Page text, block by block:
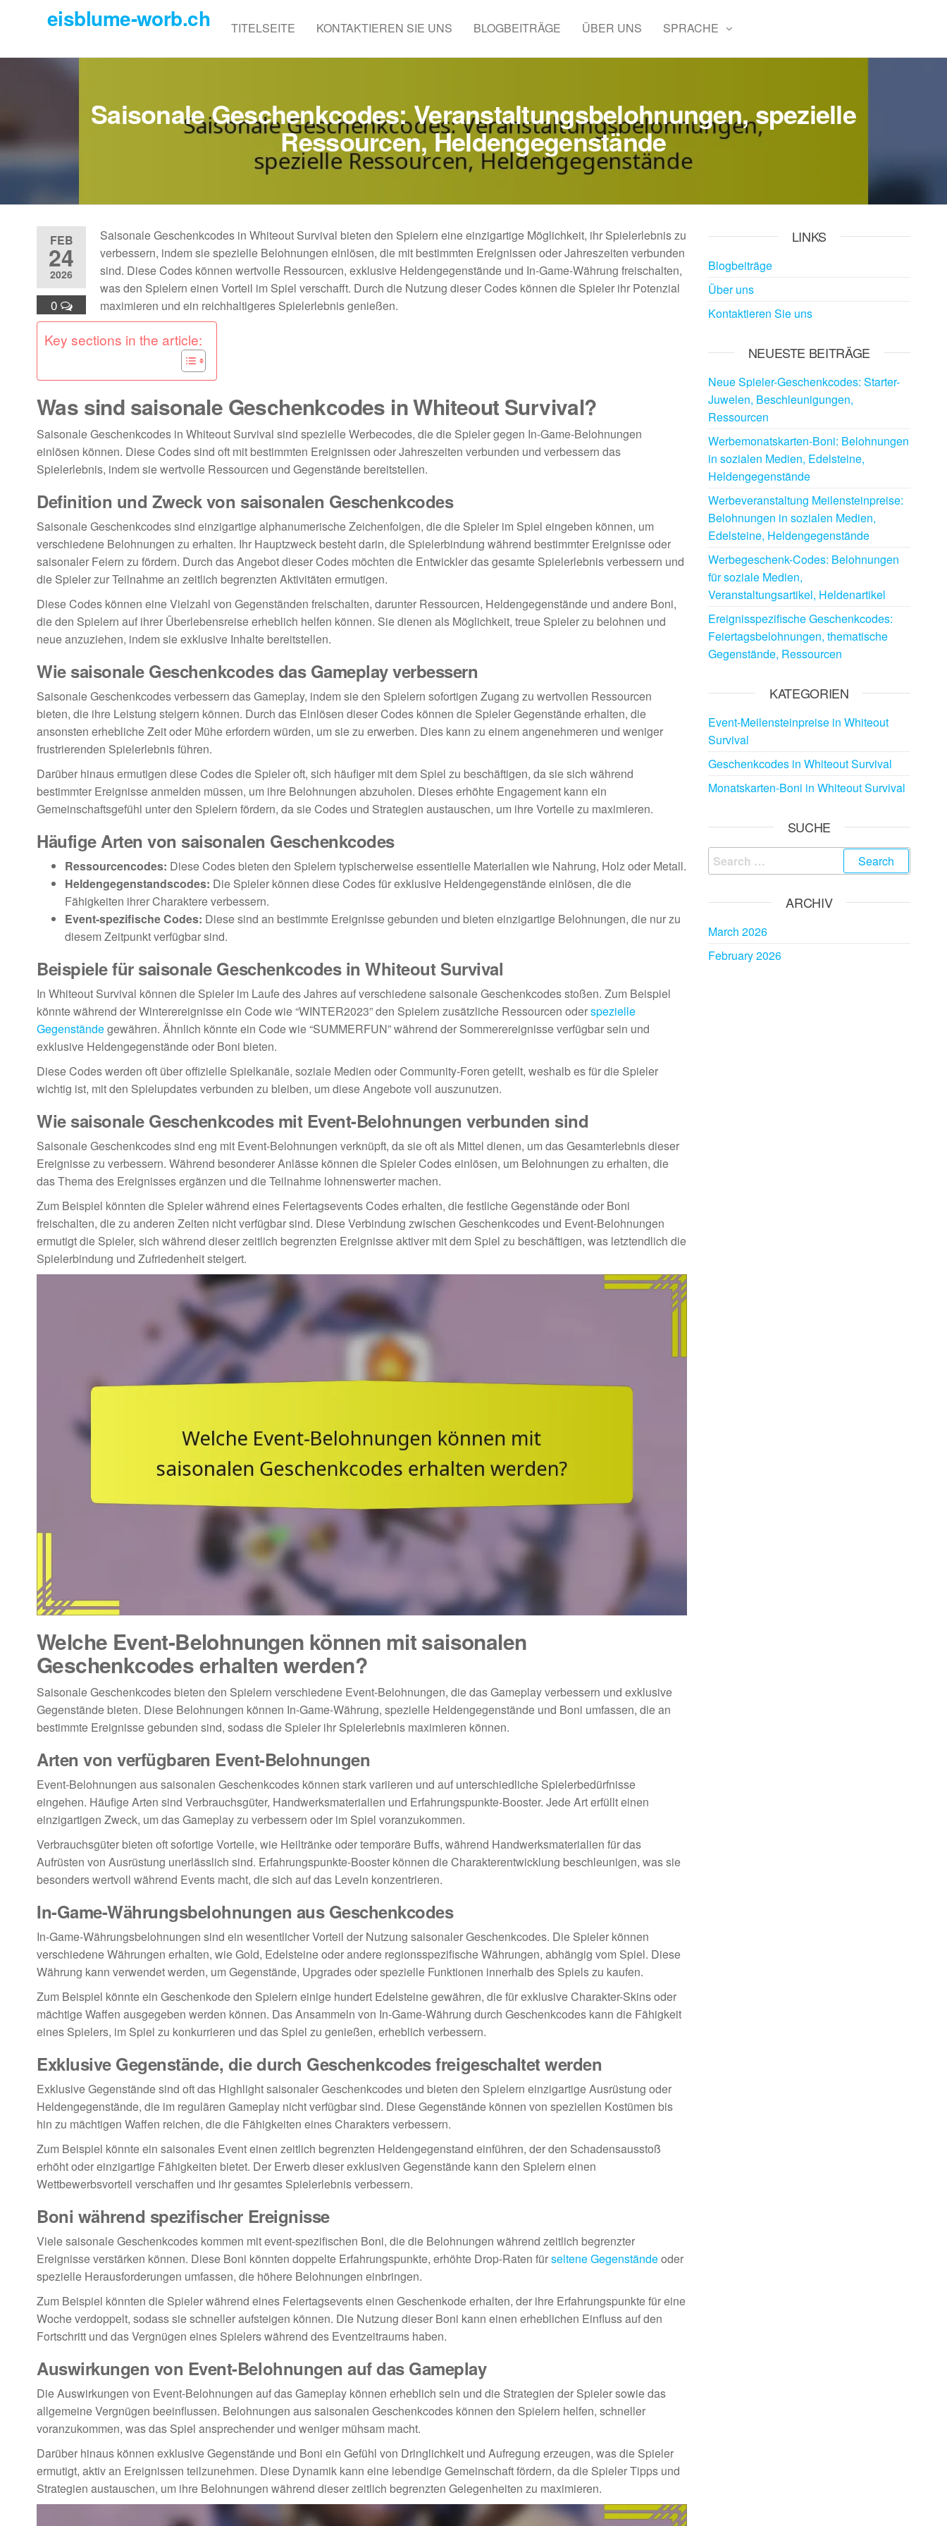
content
eisblume-worb.ch TITELSEITE KONTAKTIEREN SIE UNS BLOGBEITRÄGE ÜBER UNS SPRACHE
Saisonale Geschenkcodes: Veranstaltungsbelohnungen, spezielle
Ressourcen, Heldengegenstände
FEB
24
2026
0
Saisonale Geschenkcodes in Whiteout Survival bieten den Spielern eine einzigartige Möglichkeit, ihr Spielerlebnis zu
verbessern, indem sie spezielle Belohnungen einlösen, die mit bestimmten Ereignissen oder Jahreszeiten verbunden
sind. Diese Codes können wertvolle Ressourcen, exklusive Heldengegenstände und In-Game-Währung freischalten,
was den Spielern einen Vorteil im Spiel verschafft. Durch die Nutzung dieser Codes können die Spieler ihr Potenzial
maximieren und ein reichhaltigeres Spielerlebnis genießen.
Key sections in the article:
Was sind saisonale Geschenkcodes in Whiteout Survival?
Saisonale Geschenkcodes in Whiteout Survival sind spezielle Werbecodes, die die Spieler gegen In-Game-Belohnungen
einlösen können. Diese Codes sind oft mit bestimmten Ereignissen oder Jahreszeiten verbunden und verbessern das
Spielerlebnis, indem sie wertvolle Ressourcen und Gegenstände bereitstellen.
Definition und Zweck von saisonalen Geschenkcodes
Saisonale Geschenkcodes sind einzigartige alphanumerische Zeichenfolgen, die die Spieler im Spiel eingeben können, um
verschiedene Belohnungen zu erhalten. Ihr Hauptzweck besteht darin, die Spielerbindung während bestimmter Ereignisse oder
saisonaler Feiern zu fördern. Durch das Angebot dieser Codes möchten die Entwickler das gesamte Spielerlebnis verbessern und
die Spieler zur Teilnahme an zeitlich begrenzten Aktivitäten ermutigen.
Diese Codes können eine Vielzahl von Gegenständen freischalten, darunter Ressourcen, Heldengegenstände und andere Boni,
die den Spielern auf ihrer Überlebensreise erheblich helfen können. Sie dienen als Möglichkeit, treue Spieler zu belohnen und
neue anzuziehen, indem sie exklusive Inhalte bereitstellen.
Wie saisonale Geschenkcodes das Gameplay verbessern
Saisonale Geschenkcodes verbessern das Gameplay, indem sie den Spielern sofortigen Zugang zu wertvollen Ressourcen
bieten, die ihre Leistung steigern können. Durch das Einlösen dieser Codes können die Spieler Gegenstände erhalten, die
ansonsten erhebliche Zeit oder Mühe erfordern würden, um sie zu erwerben. Dies kann zu einem angenehmeren und weniger
frustrierenden Spielerlebnis führen.
Darüber hinaus ermutigen diese Codes die Spieler oft, sich häufiger mit dem Spiel zu beschäftigen, da sie sich während
bestimmter Ereignisse anmelden müssen, um ihre Belohnungen abzuholen. Dieses erhöhte Engagement kann ein
Gemeinschaftsgefühl unter den Spielern fördern, da sie Codes und Strategien austauschen, um ihre Vorteile zu maximieren.
Häufige Arten von saisonalen Geschenkcodes
Ressourcencodes: Diese Codes bieten den Spielern typischerweise essentielle Materialien wie Nahrung, Holz oder Metall.
Heldengegenstandscodes: Die Spieler können diese Codes für exklusive Heldengegenstände einlösen, die die
Fähigkeiten ihrer Charaktere verbessern.
Event-spezifische Codes: Diese sind an bestimmte Ereignisse gebunden und bieten einzigartige Belohnungen, die nur zu
diesem Zeitpunkt verfügbar sind.
Beispiele für saisonale Geschenkcodes in Whiteout Survival
In Whiteout Survival können die Spieler im Laufe des Jahres auf verschiedene saisonale Geschenkcodes stoßen. Zum Beispiel
könnte während der Winterereignisse ein Code wie “WINTER2023” den Spielern zusätzliche Ressourcen oderspezielle
Gegenständegewähren. Ähnlich könnte ein Code wie “SUMMERFUN” während der Sommerereignisse verfügbar sein und
exklusive Heldengegenstände oder Boni bieten.
Diese Codes werden oft über offizielle Spielkanäle, soziale Medien oder Community-Foren geteilt, weshalb es für die Spieler
wichtig ist, mit den Spielupdates verbunden zu bleiben, um diese Angebote voll auszunutzen.
Wie saisonale Geschenkcodes mit Event-Belohnungen verbunden sind
Saisonale Geschenkcodes sind eng mit Event-Belohnungen verknüpft, da sie oft als Mittel dienen, um das Gesamterlebnis dieser
Ereignisse zu verbessern. Während besonderer Anlässe können die Spieler Codes einlösen, um Belohnungen zu erhalten, die
das Thema des Ereignisses ergänzen und die Teilnahme lohnenswerter machen.
Zum Beispiel könnten die Spieler während eines Feiertagsevents Codes erhalten, die festliche Gegenstände oder Boni
freischalten, die zu anderen Zeiten nicht verfügbar sind. Diese Verbindung zwischen Geschenkcodes und Event-Belohnungen
ermutigt die Spieler, sich während dieser zeitlich begrenzten Ereignisse aktiver mit dem Spiel zu beschäftigen, was letztendlich die
Spielerbindung und Zufriedenheit steigert.
Welche Event-Belohnungen können mit saisonalen
Geschenkcodes erhalten werden?
Saisonale Geschenkcodes bieten den Spielern verschiedene Event-Belohnungen, die das Gameplay verbessern und exklusive
Gegenstände bieten. Diese Belohnungen können In-Game-Währung, spezielle Heldengegenstände und Boni umfassen, die an
bestimmte Ereignisse gebunden sind, sodass die Spieler ihr Spielerlebnis maximieren können.
Arten von verfügbaren Event-Belohnungen
Event-Belohnungen aus saisonalen Geschenkcodes können stark variieren und auf unterschiedliche Spielerbedürfnisse
eingehen. Häufige Arten sind Verbrauchsgüter, Handwerksmaterialien und Erfahrungspunkte-Booster. Jede Art erfüllt einen
einzigartigen Zweck, um das Gameplay zu verbessern oder im Spiel voranzukommen.
Verbrauchsgüter bieten oft sofortige Vorteile, wie Heiltränke oder temporäre Buffs, während Handwerksmaterialien für das
Aufrüsten von Ausrüstung unerlässlich sind. Erfahrungspunkte-Booster können die Charakterentwicklung beschleunigen, was sie
besonders wertvoll während Events macht, die sich auf das Leveln konzentrieren.
In-Game-Währungsbelohnungen aus Geschenkcodes
In-Game-Währungsbelohnungen sind ein wesentlicher Vorteil der Nutzung saisonaler Geschenkcodes. Die Spieler können
verschiedene Währungen erhalten, wie Gold, Edelsteine oder andere regionsspezifische Währungen, abhängig vom Spiel. Diese
Währung kann verwendet werden, um Gegenstände, Upgrades oder spezielle Funktionen innerhalb des Spiels zu kaufen.
Zum Beispiel könnte ein Geschenkode den Spielern einige hundert Edelsteine gewähren, die für exklusive Charakter-Skins oder
mächtige Waffen ausgegeben werden können. Das Ansammeln von In-Game-Währung durch Geschenkcodes kann die Fähigkeit
eines Spielers, im Spiel zu konkurrieren und das Spiel zu genießen, erheblich verbessern.
Exklusive Gegenstände, die durch Geschenkcodes freigeschaltet werden
Exklusive Gegenstände sind oft das Highlight saisonaler Geschenkcodes und bieten den Spielern einzigartige Ausrüstung oder
Heldengegenstände, die im regulären Gameplay nicht verfügbar sind. Diese Gegenstände können von speziellen Kostümen bis
hin zu mächtigen Waffen reichen, die die Fähigkeiten eines Charakters verbessern.
Zum Beispiel könnte ein saisonales Event einen zeitlich begrenzten Heldengegenstand einführen, der den Schadensausstoß
erhöht oder einzigartige Fähigkeiten bietet. Der Erwerb dieser exklusiven Gegenstände kann den Spielern einen
Wettbewerbsvorteil verschaffen und ihr gesamtes Spielerlebnis verbessern.
Boni während spezifischer Ereignisse
Viele saisonale Geschenkcodes kommen mit event-spezifischen Boni, die die Belohnungen während zeitlich begrenzter
Ereignisse verstärken können. Diese Boni könnten doppelte Erfahrungspunkte, erhöhte Drop-Raten fürseltene Gegenständeoder
spezielle Herausforderungen umfassen, die höhere Belohnungen einbringen.
Zum Beispiel könnten die Spieler während eines Feiertagsevents einen Geschenkode erhalten, der ihre Erfahrungspunkte für eine
Woche verdoppelt, sodass sie schneller aufsteigen können. Die Nutzung dieser Boni kann einen erheblichen Einfluss auf den
Fortschritt und das Vergnügen eines Spielers während des Eventzeitraums haben.
Auswirkungen von Event-Belohnungen auf das Gameplay
Die Auswirkungen von Event-Belohnungen auf das Gameplay können erheblich sein und die Strategien der Spieler sowie das
allgemeine Vergnügen beeinflussen. Belohnungen aus saisonalen Geschenkcodes können den Spielern helfen, schneller
voranzukommen, was das Spiel ansprechender und weniger mühsam macht.
Darüber hinaus können exklusive Gegenstände und Boni ein Gefühl von Dringlichkeit und Aufregung erzeugen, was die Spieler
ermutigt, aktiv an Ereignissen teilzunehmen. Diese Dynamik kann eine lebendige Gemeinschaft fördern, da die Spieler Tipps und
Strategien austauschen, um ihre Belohnungen während dieser zeitlich begrenzten Gelegenheiten zu maximieren.
LINKS
Blogbeiträge
Über uns
Kontaktieren Sie uns
NEUESTE BEITRÄGE
Neue Spieler-Geschenkcodes: Starter-
Juwelen, Beschleunigungen,
Ressourcen
Werbemonatskarten-Boni: Belohnungen
in sozialen Medien, Edelsteine,
Heldengegenstände
Werbeveranstaltung Meilensteinpreise:
Belohnungen in sozialen Medien,
Edelsteine, Heldengegenstände
Werbegeschenk-Codes: Belohnungen
für soziale Medien,
Veranstaltungsartikel, Heldenartikel
Ereignisspezifische Geschenkcodes:
Feiertagsbelohnungen, thematische
Gegenstände, Ressourcen
KATEGORIEN
Event-Meilensteinpreise in Whiteout
Survival
Geschenkcodes in Whiteout Survival
Monatskarten-Boni in Whiteout Survival
SUCHE
Search
for:
ARCHIV
March 2026
February 2026